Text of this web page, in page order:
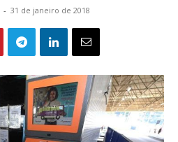
- 31 de janeiro de 2018